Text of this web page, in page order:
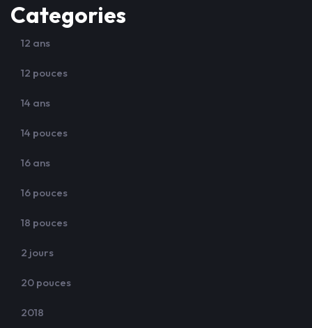
Categories
12 ans
12 pouces
14 ans
14 pouces
16 ans
16 pouces
18 pouces
2 jours
20 pouces
2018